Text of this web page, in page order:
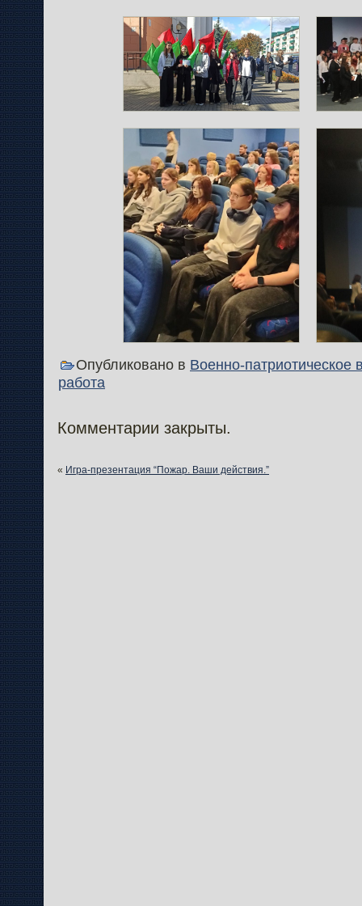
Опубликовано в Военно-патриотическое
работа
Комментарии закрыты.
« Игра-презентация “Пожар. Ваши действия.”